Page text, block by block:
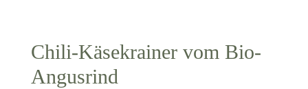
Chili-Käsekrainer vom Bio-
Angusrind